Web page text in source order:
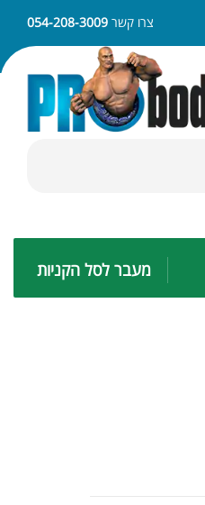
ניתן לשלם באמצעות APPLE PAY או SAMSUNG PAYצרו קשר 054-208-3009
מעבר לסל הקניות